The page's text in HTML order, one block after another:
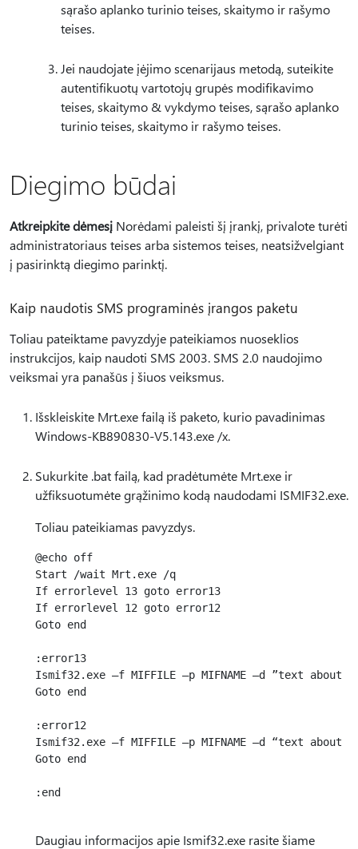
sąrašo aplanko turinio teises, skaitymo ir rašymo
teises.
Jei naudojate įėjimo scenarijaus metodą, suteikite
autentifikuotų vartotojų grupės modifikavimo
teises, skaitymo & vykdymo teises, sąrašo aplanko
turinio teises, skaitymo ir rašymo teises.
Diegimo būdai
Atkreipkite dėmesį Norėdami paleisti šį įrankį, privalote turėti
administratoriaus teises arba sistemos teises, neatsižvelgiant
į pasirinktą diegimo parinktį.
Kaip naudotis SMS programinės įrangos paketu
Toliau pateiktame pavyzdyje pateikiamos nuoseklios
instrukcijos, kaip naudoti SMS 2003. SMS 2.0 naudojimo
veiksmai yra panašūs į šiuos veiksmus.
Išskleiskite Mrt.exe failą iš paketo, kurio pavadinimas
Windows-KB890830-V5.143.exe /x.
Sukurkite .bat failą, kad pradėtumėte Mrt.exe ir
užfiksuotumėte grąžinimo kodą naudodami ISMIF32.exe.
Toliau pateikiamas pavyzdys.
@echo off
Start /wait Mrt.exe /q
If errorlevel 13 goto error13
If errorlevel 12 goto error12
Goto end
:error13
Ismif32.exe –f MIFFILE –p MIFNAME –d ”text about
Goto end
:error12
Ismif32.exe –f MIFFILE –p MIFNAME –d “text about
Goto end
:end
Daugiau informacijos apie Ismif32.exe rasite šiame